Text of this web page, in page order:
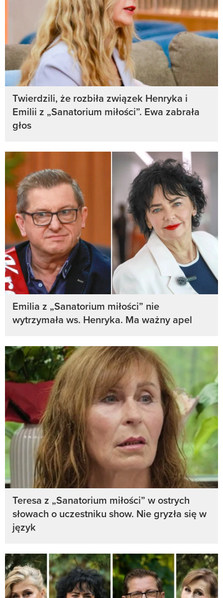
Twierdzili, że rozbiła związek Henryka i
Emilii z „Sanatorium miłości”. Ewa zabrała
głos
Emilia z „Sanatorium miłości” nie
wytrzymała ws. Henryka. Ma ważny apel
Teresa z „Sanatorium miłości” w ostrych
słowach o uczestniku show. Nie gryzła się w
język